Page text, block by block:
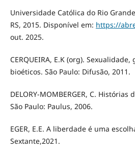
Universidade Católica do Rio
RS, 2015. Disponível em: https://
out. 2025.
CERQUEIRA, E.K (org).
bioéticos. São Paulo: Difusão, 2011.
DELORY-MOMBERGER, C.
São Paulo: Paulus, 2006.
EGER, E.E. A liberdade é uma
Sextante,2021.